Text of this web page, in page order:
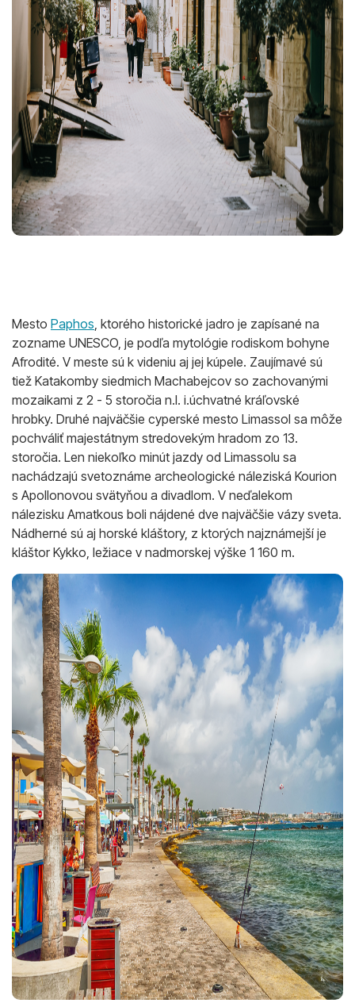
Mesto Paphos , ktorého historické jadro je zapísané na
zozname UNESCO, je podľa mytológie rodiskom bohyne
Afrodité. V meste sú k videniu aj jej kúpele. Zaujímavé sú
tiež Katakomby siedmich Machabejcov so zachovanými
mozaikami z 2 - 5 storočia n.l. i.úchvatné kráľovské
hrobky. Druhé najväčšie cyperské mesto Limassol sa môže
pochváliť majestátnym stredovekým hradom zo 13.
storočia. Len niekoľko minút jazdy od Limassolu sa
nachádzajú svetoznáme archeologické náleziská Kourion
s Apollonovou svätyňou a divadlom. V neďalekom
nálezisku Amatkous boli nájdené dve najväčšie vázy sveta.
Nádherné sú aj horské kláštory, z ktorých najznámejší je
kláštor Kykko, ležiace v nadmorskej výške 1 160 m.